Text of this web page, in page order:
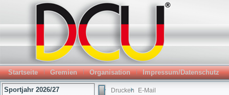
Startseite Gremien Organisation Impressum/Datenschutz
Sportjahr 2026/27
Drucken
E-Mail